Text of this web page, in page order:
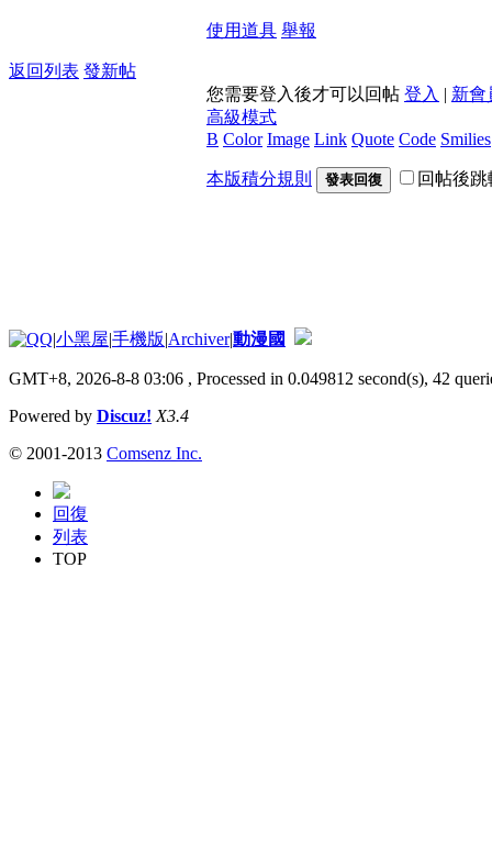
使用道具 舉報
返回列表 發新帖
您需要登入後才可以回帖 登入 | 新會
高級模式
B Color Image Link Quote Code Smilies
本版積分規則 發表回復 回帖後
|小黑屋|手機版|Archiver|動漫國
GMT+8, 2026-8-8 03:06 , Processed in 0.049812 second(s), 42
Powered by Discuz! X3.4
© 2001-2013 Comsenz Inc.
回復
列表
TOP